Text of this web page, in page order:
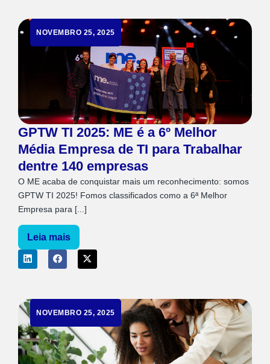
NOVEMBRO 25, 2025
GPTW TI 2025: ME é a 6º Melhor
Média Empresa de TI para Trabalhar
dentre 140 empresas
O ME acaba de conquistar mais um reconhecimento: somos
GPTW TI 2025! Fomos classificados como a 6ª Melhor
Empresa para [...]
Leia mais
NOVEMBRO 25, 2025